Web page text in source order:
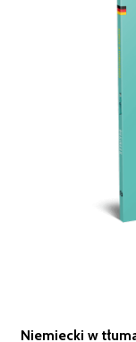
Niemiecki w